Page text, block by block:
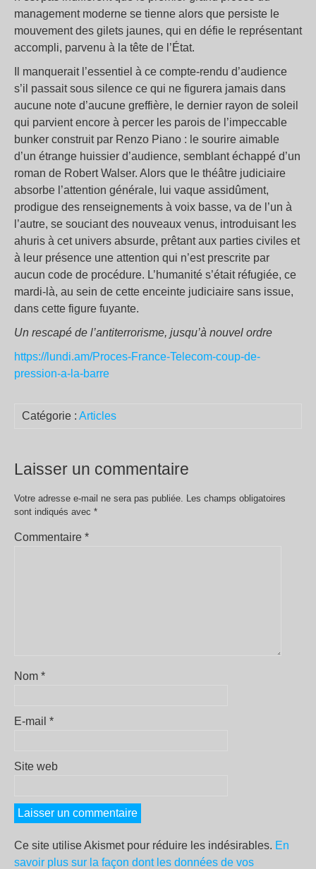
management moderne se tienne alors que persiste le
mouvement des gilets jaunes, qui en défie le représentant
accompli, parvenu à la tête de l’État.
Il manquerait l’essentiel à ce compte-rendu d’audience
s’il passait sous silence ce qui ne figurera jamais dans
aucune note d’aucune greffière, le dernier rayon de soleil
qui parvient encore à percer les parois de l’impeccable
bunker construit par Renzo Piano : le sourire aimable
d’un étrange huissier d’audience, semblant échappé d’un
roman de Robert Walser. Alors que le théâtre judiciaire
absorbe l’attention générale, lui vaque assidûment,
prodigue des renseignements à voix basse, va de l’un à
l’autre, se souciant des nouveaux venus, introduisant les
ahuris à cet univers absurde, prêtant aux parties civiles et
à leur présence une attention qui n’est prescrite par
aucun code de procédure. L’humanité s’était réfugiée, ce
mardi-là, au sein de cette enceinte judiciaire sans issue,
dans cette figure fuyante.
Un rescapé de l’antiterrorisme, jusqu’à nouvel ordre
https://lundi.am/Proces-France-Telecom-coup-de-
pression-a-la-barre
Catégorie : Articles
Laisser un commentaire
Votre adresse e-mail ne sera pas publiée. Les champs obligatoires
sont indiqués avec *
Commentaire *
Nom *
E-mail *
Site web
Ce site utilise Akismet pour réduire les indésirables. En
savoir plus sur la façon dont les données de vos